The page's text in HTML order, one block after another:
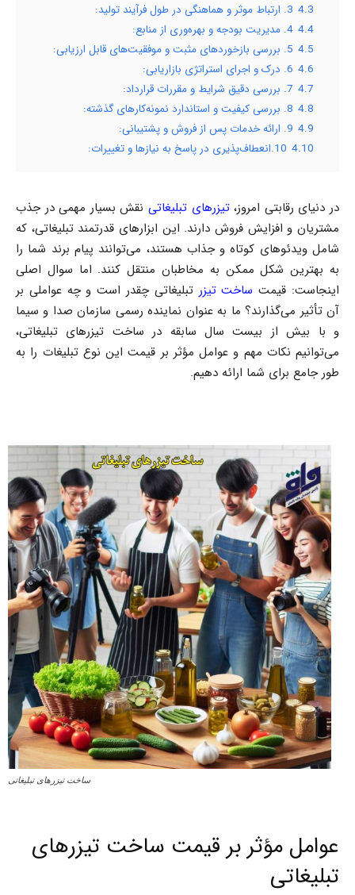
4.3 3. ارتباط موثر و هماهنگی در طول فرآیند تولید:
4.4 4. مدیریت بودجه و بهره‌وری از منابع:
4.5 5. بررسی بازخوردهای مثبت و موفقیت‌های قابل ارزیابی:
4.6 6. درک و اجرای استراتژی بازاریابی:
4.7 7. بررسی دقیق شرایط و مقررات قرارداد:
4.8 8. بررسی کیفیت و استاندارد نمونه‌کارهای گذشته:
4.9 9. ارائه خدمات پس از فروش و پشتیبانی:
4.10 10.انعطاف‌پذیری در پاسخ به نیازها و تغییرات:
در دنیای رقابتی امروز،تیزرهای تبلیغاتی نقش بسیار مهمی در جذب
مشتریان و افزایش فروش دارند. این ابزارهای قدرتمند تبلیغاتی، که
شامل ویدئوهای کوتاه و جذاب هستند، می‌توانند پیام برند شما را
به بهترین شکل ممکن به مخاطبان منتقل کنند. اما سوال اصلی
اینجاست: قیمت ساخت تیزر تبلیغاتی چقدر است و چه عواملی بر
آن تأثیر می‌گذارند؟ ما به عنوان نماینده رسمی سازمان صدا و سیما
و با بیش از بیست سال سابقه در ساخت تیزرهای تبلیغاتی،
می‌توانیم نکات مهم و عوامل مؤثر بر قیمت این نوع تبلیغات را به
طور جامع برای شما ارائه دهیم.
ساخت تیزرهای تبلیغاتی
عوامل مؤثر بر قیمت ساخت تیزرهای
تبلیغاتی